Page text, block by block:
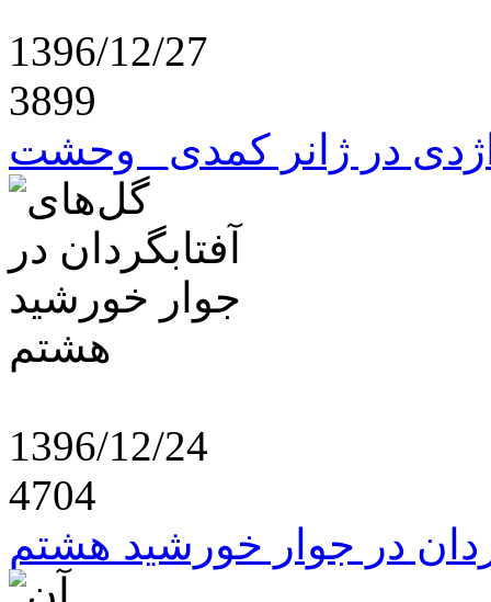
1396/12/27
3899
1396/12/24
4704
در جوار خورشید هشتم